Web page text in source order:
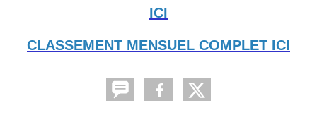
ICI
CLASSEMENT MENSUEL COMPLET ICI